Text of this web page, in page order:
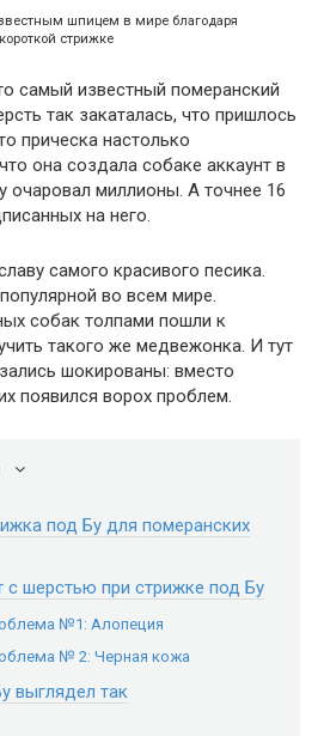
шпицем в мире благодаря
короткой стрижке
самый известный померанский
так закаталась, что пришлось
прическа настолько
она создала собаке аккаунт в
очаровал миллионы. А точнее 16
на него.
самого красивого песика.
во всем мире.
собак толпами пошли к
такого же медвежонка. И тут
шокированы: вместо
появился ворох проблем.
под Бу для померанских
с шерстью при стрижке под Бу
№1: Алопеция
№ 2: Черная кожа
выглядел так